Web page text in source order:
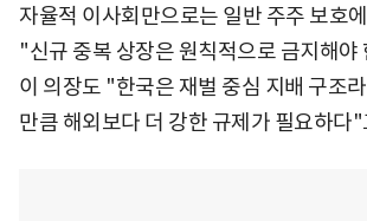
자율적 이사회만으로는 일반 주주 보호
"신규 중복 상장은 원칙적으로 금지해야
이 의장도 "한국은 재벌 중심 지배 구조
만큼 해외보다 더 강한 규제가 필요하다